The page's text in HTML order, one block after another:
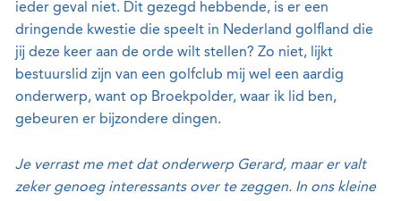
ieder geval niet. Dit gezegd hebbende, is er een
dringende kwestie die speelt in Nederland golfland die
jij deze keer aan de orde wilt stellen? Zo niet, lijkt
bestuurslid zijn van een golfclub mij wel een aardig
onderwerp, want op Broekpolder, waar ik lid ben,
gebeuren er bijzondere dingen.
Je verrast me met dat onderwerp Gerard, maar er valt
zeker genoeg interessants over te zeggen. In ons kleine